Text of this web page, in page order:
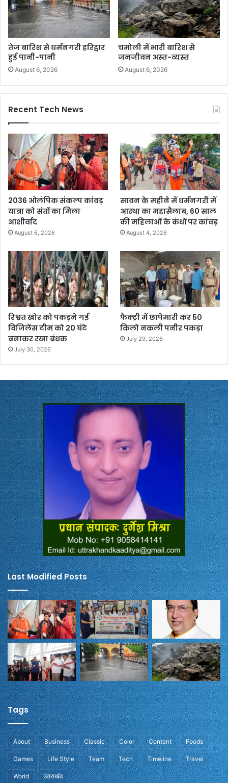
तेज बारिश से धर्मनगरी हरिद्वार
हुई पानी-पानी
August 6, 2026
चमोली में भारी बारिश से
जनजीवन अस्त-व्यस्त
August 6, 2026
Recent Tech News
2036 ओलंपिक संकल्प कांवड़
यात्रा को संतों का मिला
आशीर्वाद
August 6, 2026
सावन के महीने में धर्मनगरी में
आस्था का महासैलाब, 60 साल
की महिलाओं के कंधों पर कांवड़
August 4, 2026
रिश्वत खोर को पकड़ने गई
विजिलेंस टीम को 20 घंटे
बनाकर रखा बंधक
July 30, 2026
फैक्ट्री में छापेमारी कर 50
किलो नकली पनीर पकड़ा
July 29, 2026
Last Modified Posts
Tags
About Business Classic Color Content Foods
Games Life Style Team Tech Timeline Travel
World उतराखंड